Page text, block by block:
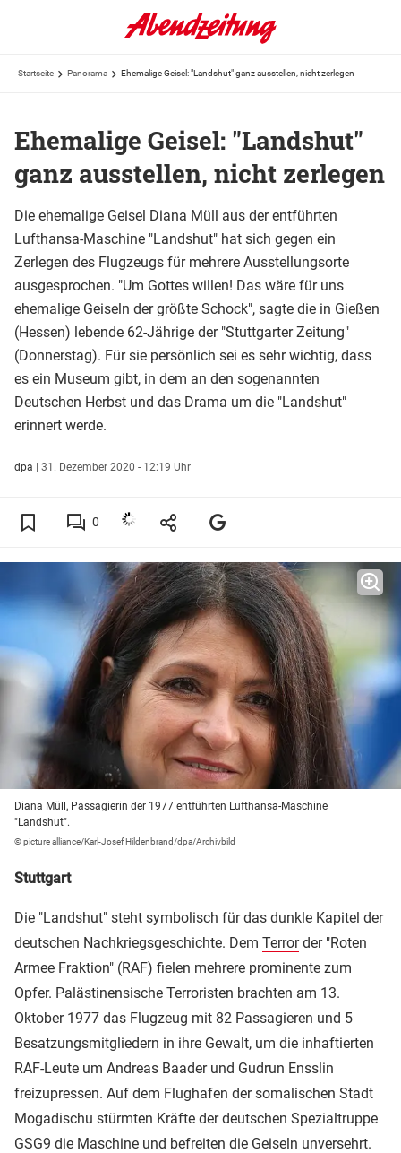
Startseite Panorama Ehemalige Geisel: "Landshut" ganz ausstellen, nicht zerlegen
Ehemalige Geisel: "Landshut"
ganz ausstellen, nicht zerlegen
Die ehemalige Geisel Diana Müll aus der entführten
Lufthansa-Maschine "Landshut" hat sich gegen ein
Zerlegen des Flugzeugs für mehrere Ausstellungsorte
ausgesprochen. "Um Gottes willen! Das wäre für uns
ehemalige Geiseln der größte Schock", sagte die in Gießen
(Hessen) lebende 62-Jährige der "Stuttgarter Zeitung"
(Donnerstag). Für sie persönlich sei es sehr wichtig, dass
es ein Museum gibt, in dem an den sogenannten
Deutschen Herbst und das Drama um die "Landshut"
erinnert werde.
dpa | 31. Dezember 2020 - 12:19 Uhr
0
Diana Müll, Passagierin der 1977 entführten Lufthansa-Maschine
"Landshut".
© picture alliance/Karl-Josef Hildenbrand/dpa/Archivbild
Stuttgart
Die "Landshut" steht symbolisch für das dunkle Kapitel der
deutschen Nachkriegsgeschichte. Dem Terrorder "Roten
Armee Fraktion" (RAF) fielen mehrere prominente zum
Opfer. Palästinensische Terroristen brachten am 13.
Oktober 1977 das Flugzeug mit 82 Passagieren und 5
Besatzungsmitgliedern in ihre Gewalt, um die inhaftierten
RAF-Leute um Andreas Baader und Gudrun Ensslin
freizupressen. Auf dem Flughafen der somalischen Stadt
Mogadischu stürmten Kräfte der deutschen Spezialtruppe
GSG9 die Maschine und befreiten die Geiseln unversehrt.